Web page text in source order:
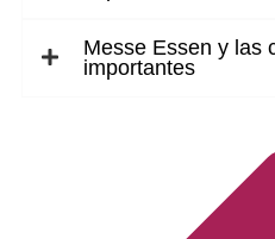
Messe Essen y las
importantes